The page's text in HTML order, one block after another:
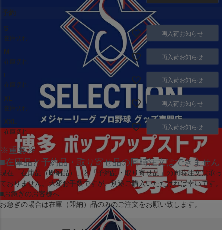
予約
S
在庫切れ
再入荷お知らせ
M
在庫切れ
再入荷お知らせ
L
在庫切れ
再入荷お知らせ
XL
在庫切れ
再入荷お知らせ
XXL
在庫切れ
再入荷お知らせ
※重要※
■在庫品と予約品・取り寄せ品の同時注文はできません
現在 「在庫品（即納品）」と「予約品・取り寄せ品」 の同時注文は承っ
ておりません。大変お手数ですが、別途ご購入いただければ幸いです。
■お急ぎのお客様へ
お急ぎの場合は在庫（即納）品のみのご注文をお願い致します。